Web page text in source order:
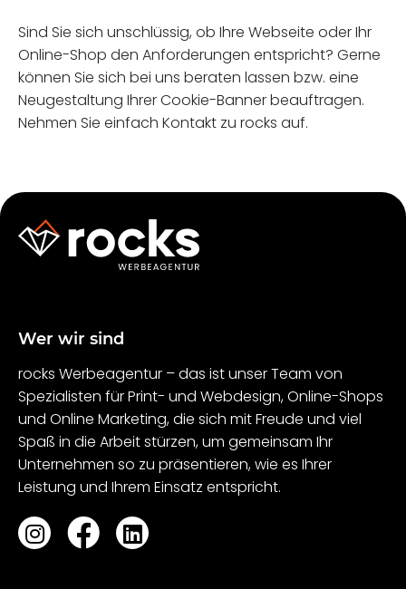
Sind Sie sich unschlüssig, ob Ihre Webseite oder Ihr
Online-Shop den Anforderungen entspricht? Gerne
können Sie sich bei uns beraten lassen bzw. eine
Neugestaltung Ihrer Cookie-Banner beauftragen.
Nehmen Sie einfach Kontakt zu rocks auf.
Wer wir sind
rocks Werbeagentur – das ist unser Team von
Spezialisten für Print- und Webdesign, Online-Shops
und Online Marketing, die sich mit Freude und viel
Spaß in die Arbeit stürzen, um gemeinsam Ihr
Unternehmen so zu präsentieren, wie es Ihrer
Leistung und Ihrem Einsatz entspricht.